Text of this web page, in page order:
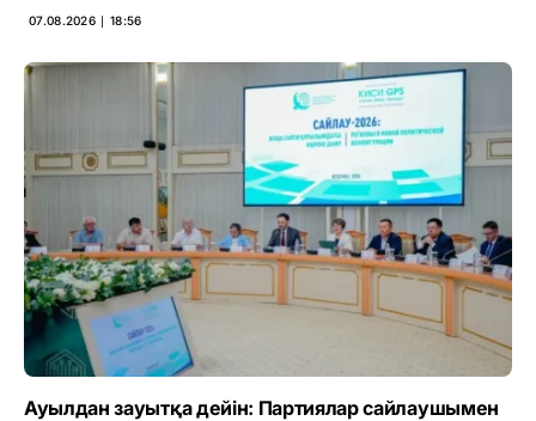
07.08.2026 ∣ 18:56
Ауылдан зауытқа дейін: Партиялар сайлаушымен